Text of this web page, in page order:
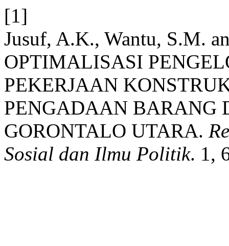
[1]
Jusuf, A.K., Wantu, S.M.
OPTIMALISASI
PEKERJAAN
PENGADAAN BARANG
GORONTALO UTARA.
Sosial dan Ilmu Politik. 1,